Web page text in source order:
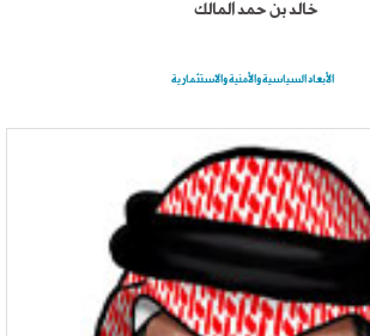
خالد بن حمد المالك
الأبعاد السياسية والأمنية والاستثمارية